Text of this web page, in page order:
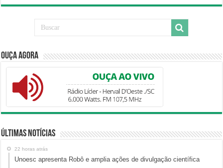
Ouça Agora
Últimas Notícias
22 horas atrás
Unoesc apresenta Robô e amplia ações de divulgação científica